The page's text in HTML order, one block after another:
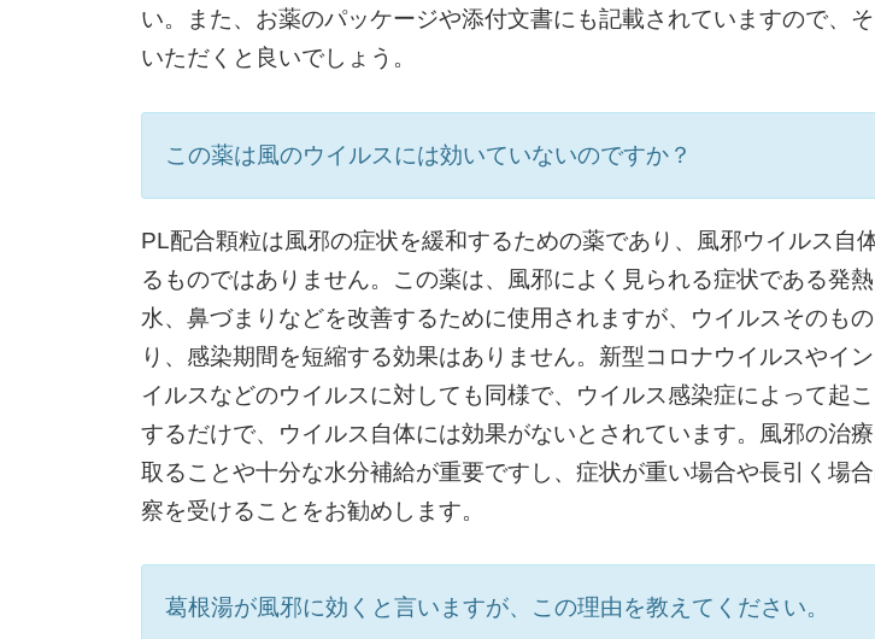
い。また、お薬のパッケージや添付文書にも記載されていますので、
いただくと良いでしょう。
この薬は風のウイルスには効いていないのですか？
PL配合顆粒は風邪の症状を緩和するための薬であり、風邪ウイルス自
るものではありません。この薬は、風邪によく見られる症状である発
水、鼻づまりなどを改善するために使用されますが、ウイルスそのも
り、感染期間を短縮する効果はありません。新型コロナウイルスやイ
イルスなどのウイルスに対しても同様で、ウイルス感染症によって起
するだけで、ウイルス自体には効果がないとされています。風邪の治
取ることや十分な水分補給が重要ですし、症状が重い場合や長引く場
察を受けることをお勧めします。
葛根湯が風邪に効くと言いますが、この理由を教えてください。